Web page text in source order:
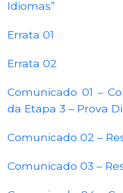
Idiomas”
Errata 01
Errata 02
Comunicado 01 –
da Etapa 3 – Prova
Comunicado 02 –
Comunicado 03 –